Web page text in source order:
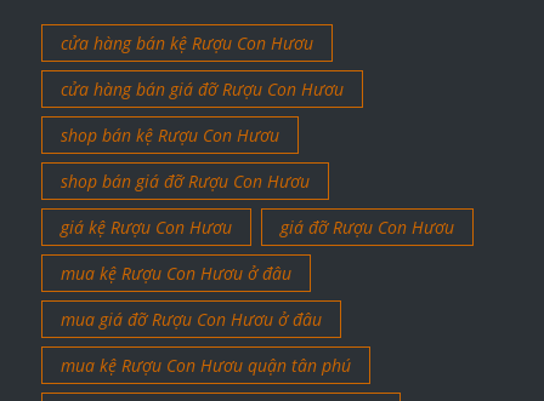
cửa hàng bán kệ Rượu Con Hươu
cửa hàng bán giá đỡ Rượu Con Hươu
shop bán kệ Rượu Con Hươu
shop bán giá đỡ Rượu Con Hươu
giá kệ Rượu Con Hươu
giá đỡ Rượu Con Hươu
mua kệ Rượu Con Hươu ở đâu
mua giá đỡ Rượu Con Hươu ở đâu
mua kệ Rượu Con Hươu quận tân phú